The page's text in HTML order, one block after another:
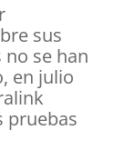
sus
no se han
en julio
pruebas